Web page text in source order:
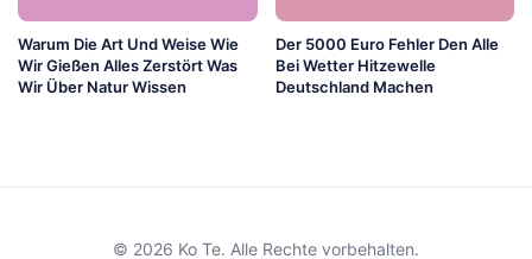
Warum Die Art Und Weise Wie
Wir Gießen Alles Zerstört Was
Wir Über Natur Wissen
Der 5000 Euro Fehler Den Alle
Bei Wetter Hitzewelle
Deutschland Machen
© 2026 Ko Te. Alle Rechte vorbehalten.